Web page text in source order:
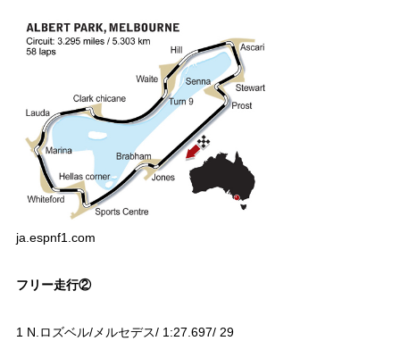
ja.espnf1.com
フリー走行②
1 N.ロズベル/メルセデス/ 1:27.697/ 29